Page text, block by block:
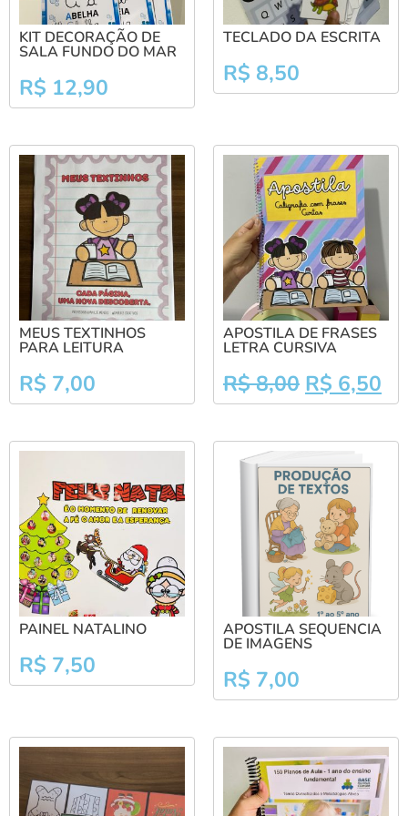
KIT DECORAÇÃO DE
SALA FUNDO DO MAR
R$ 12,90
TECLADO DA ESCRITA
R$ 8,50
MEUS TEXTINHOS
PARA LEITURA
R$ 7,00
APOSTILA DE FRASES
LETRA CURSIVA
R$8,00 R$ 6,50
PAINEL NATALINO
R$ 7,50
APOSTILA SEQUENCIA
DE IMAGENS
R$ 7,00